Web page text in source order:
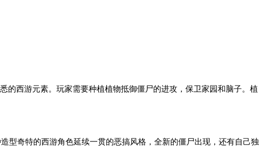
的西游元素。玩家需要种植植物抵御僵尸的进攻，保卫家园和脑子。植
型奇特的西游角色延续一贯的恶搞风格，全新的僵尸出现，还有自己独